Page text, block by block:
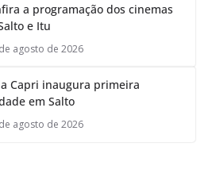
a programação dos cinemas
e Itu
agosto de 2026
Capri inaugura primeira
em Salto
agosto de 2026